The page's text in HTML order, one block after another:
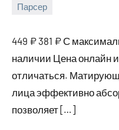
Парсер
2025
bus_m_ru
449 ₽ 381 ₽ С
наличии Цена онлайн
отличаться.
лица эффективно
позволяет […]